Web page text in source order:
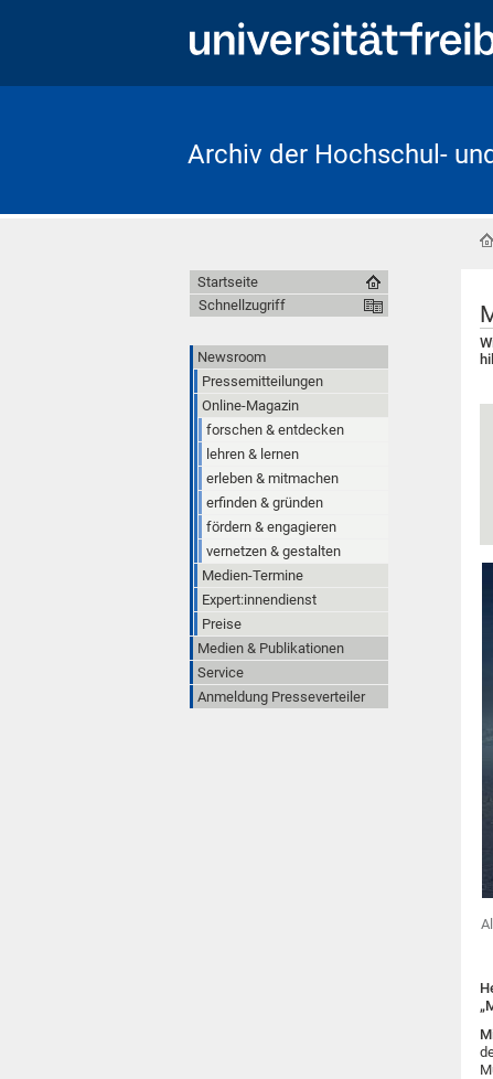
Archiv der Hochschul-
Startseite
Schnellzugriff
Newsroom
Pressemitteilungen
Online-Magazin
forschen & entdecken
lehren & lernen
erleben & mitmachen
erfinden & gründen
fördern & engagieren
vernetzen & gestalten
Medien-Termine
Expert:innendienst
Preise
Medien & Publikationen
Service
Anmeldung Presseverteiler